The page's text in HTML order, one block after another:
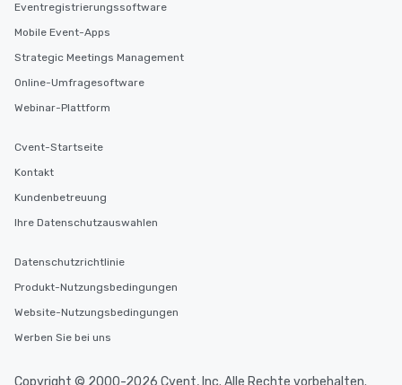
Eventregistrierungssoftware
Mobile Event-Apps
Strategic Meetings Management
Online-Umfragesoftware
Webinar-Plattform
Cvent-Startseite
Kontakt
Kundenbetreuung
Ihre Datenschutzauswahlen
Datenschutzrichtlinie
Produkt-Nutzungsbedingungen
Website-Nutzungsbedingungen
Werben Sie bei uns
Copyright © 2000-2026 Cvent, Inc. Alle Rechte vorbehalten.